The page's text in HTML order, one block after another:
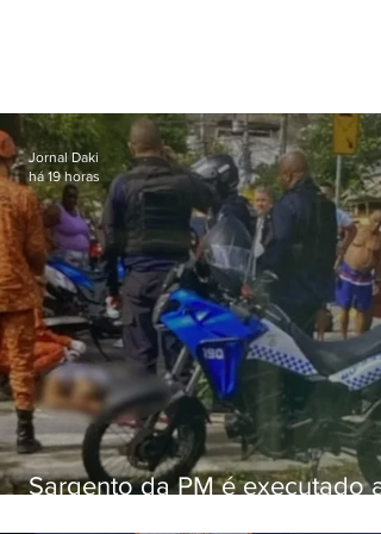
Sargento da PM é executado a
Jornal Daki
há 19 horas